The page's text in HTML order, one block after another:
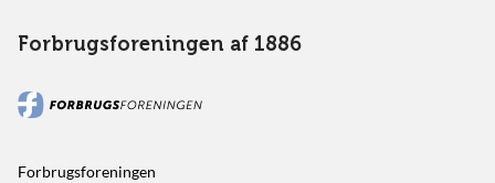
Forbrugsforeningen af 1886
Forbrugsforeningen